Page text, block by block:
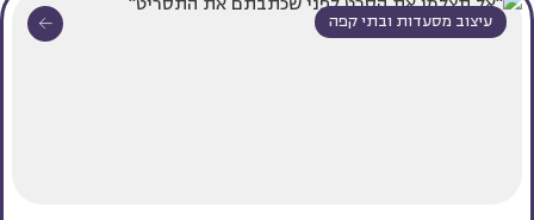
עיצוב מסעדות ובתי קפה